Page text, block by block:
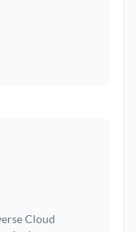
Cloud